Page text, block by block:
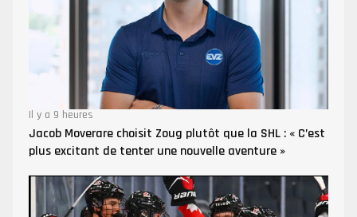
Il y a 9 heures
Jacob Moverare choisit Zoug plutôt que la SHL : « C’est
plus excitant de tenter une nouvelle aventure »